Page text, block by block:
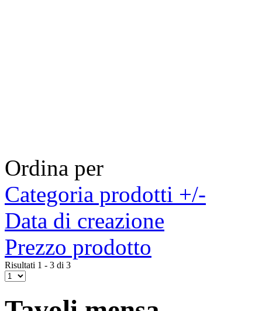
Ordina per
Categoria prodotti +/-
Data di creazione
Prezzo prodotto
Risultati 1 - 3 di 3